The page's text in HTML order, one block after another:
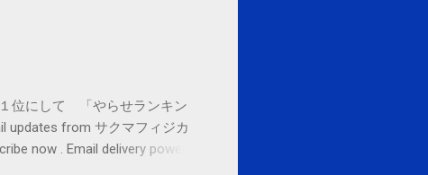
１位にして 「やらせランキン
updates from サクマフィジカ
now . Email delivery powered